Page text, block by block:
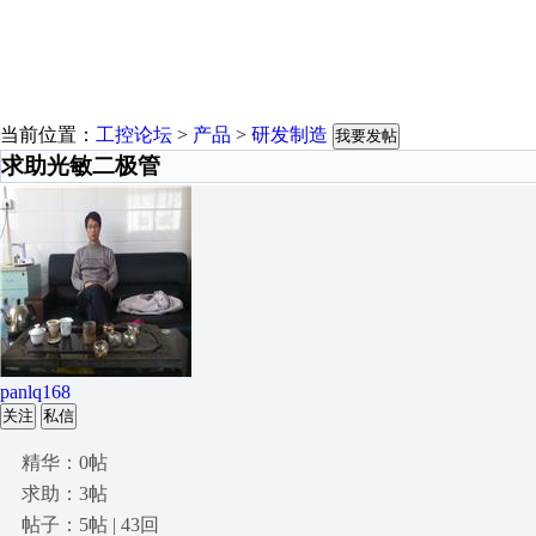
当前位置： 工控论坛 > 产品 > 研发制造 我要发帖
求助光敏二极管
panlq168
关注 私信
精华：0帖
求助：3帖
帖子：5帖 | 43回